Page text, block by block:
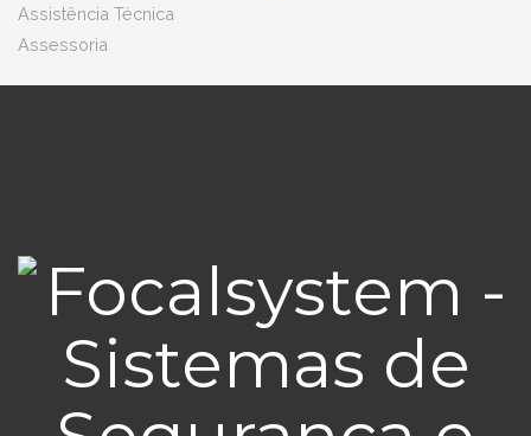
Assistência Técnica
Assessoria